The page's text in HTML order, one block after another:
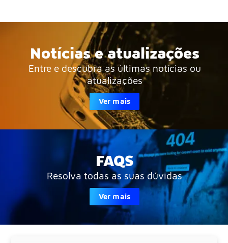
Notícias e atualizações
Entre e descubra as últimas notícias ou
atualizações
Ver mais
FAQS
Resolva todas as suas dúvidas
Ver mais